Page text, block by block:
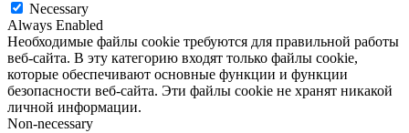
Necessary
Always Enabled
Необходимые файлы cookie требуются для правильной работы
веб-сайта. В эту категорию входят только файлы cookie,
которые обеспечивают основные функции и функции
безопасности веб-сайта. Эти файлы cookie не хранят никакой
личной информации.
Non-necessary